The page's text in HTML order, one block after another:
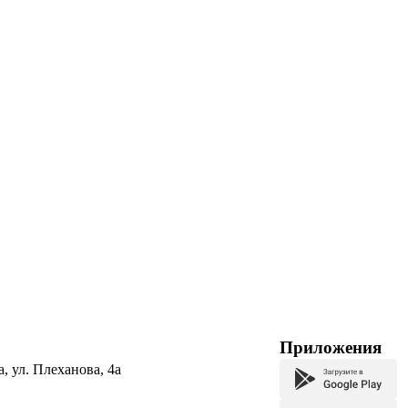
ул. Плеханова, 4а
Приложения